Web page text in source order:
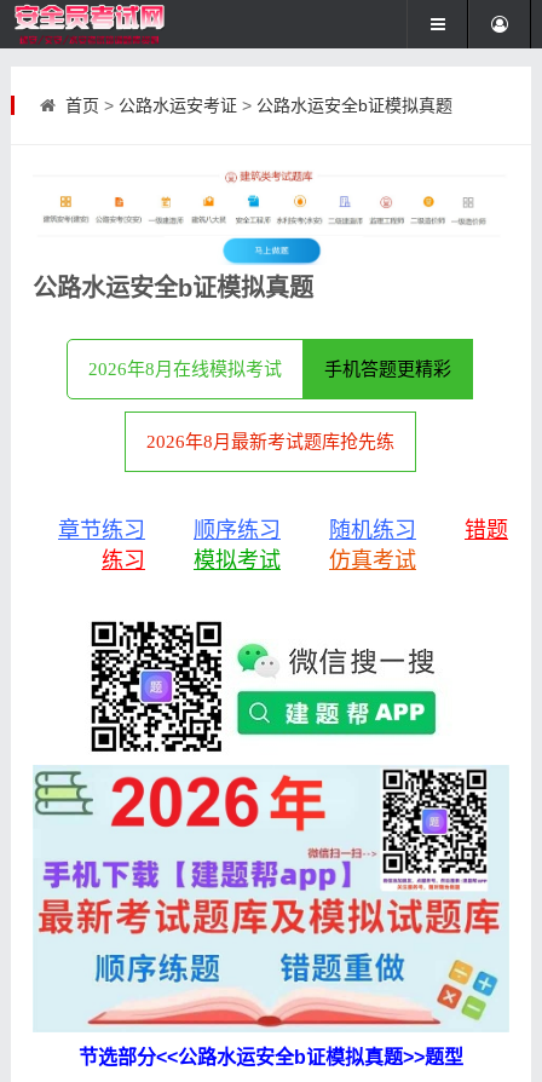
首页 > 公路水运安考证> 公路水运安全b证模拟真题
公路水运安全b证模拟真题
2026年8月在线模拟考试 手机答题更精彩
2026年8月最新考试题库抢先练
章节练习 顺序练习 随机练习
错题
练习
模拟考试 仿真考试
节选部分<<公路水运安全b证模拟真题>>题型